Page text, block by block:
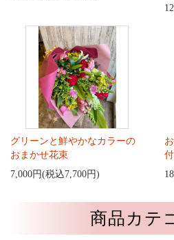
グリーンと鮮やかなカラーの
おまかせ花束
7,000円(税込7,700円)
付
商品カテ